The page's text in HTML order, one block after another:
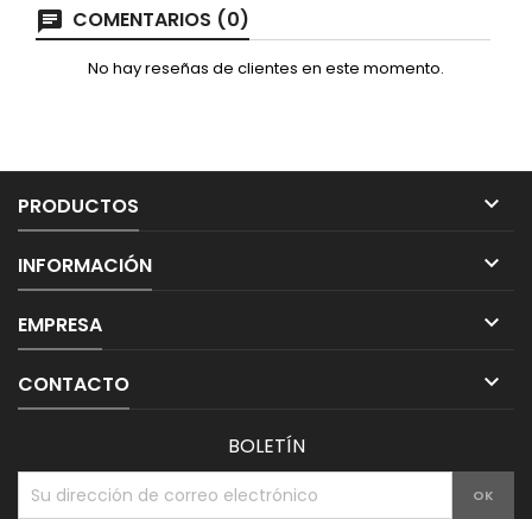
COMENTARIOS (0)
No hay reseñas de clientes en este momento.
PRODUCTOS 
INFORMACIÓN 
EMPRESA 
CONTACTO 
BOLETÍN